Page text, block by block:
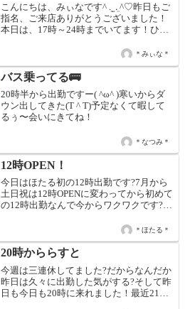
こんにちは、みぃなです^ ܸ. ̫ .ܸ ^♡昨日もご
指名、ご来店ありがとうございました！
本日は、17時～24時までいてます！ひま
♡✧今週の出 勤 日 ✧5/7(木)店休日5/8(金)
＊みぃな＊
バス乗ってる🚌
20時半から出勤ですー( ^ω^ )寒いからダ
ウン出してきた(T ^ T)予定なくて暇して
るぅ〜会いにきてね！
＊なつみ＊
12時OPEN！
今日はほたる初の12時出勤です?7月から
土日祝は12時OPENに変わってから初めて
の12時出勤なんで今からワクワクです?本
＊ほたる＊
20時かららすと
今週は 三連休してました?だからなんだか
昨日は久々に出勤した気がする?そして昨
日も今日も20時に来れました！最近21時